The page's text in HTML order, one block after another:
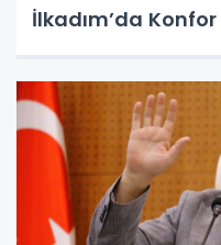
İlkadım’da